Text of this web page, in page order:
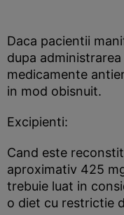
Daca pacientii
dupa
medicamente
in mod obisnuit.
Excipienti:
Cand este
aproximativ 425
trebuie luat in
o diet cu restrictie